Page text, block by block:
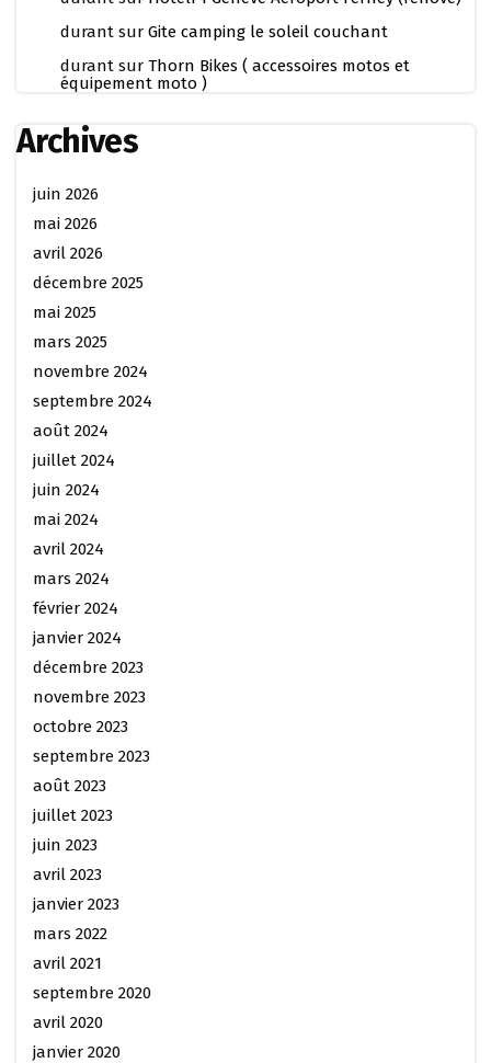
durant sur Gite camping le soleil couchant
durant sur Thorn Bikes ( accessoires motos et
équipement moto )
Archives
juin 2026
mai 2026
avril 2026
décembre 2025
mai 2025
mars 2025
novembre 2024
septembre 2024
août 2024
juillet 2024
juin 2024
mai 2024
avril 2024
mars 2024
février 2024
janvier 2024
décembre 2023
novembre 2023
octobre 2023
septembre 2023
août 2023
juillet 2023
juin 2023
avril 2023
janvier 2023
mars 2022
avril 2021
septembre 2020
avril 2020
janvier 2020